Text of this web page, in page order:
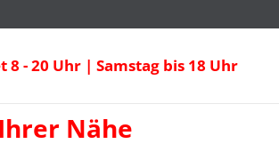
8 - 20 Uhr | Samstag bis 18 Uhr
Nähe